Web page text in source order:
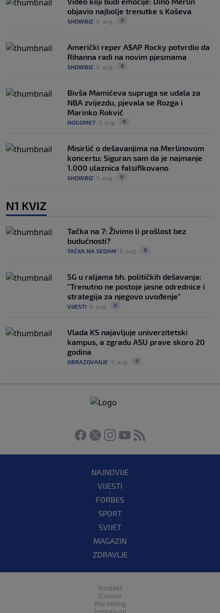
objavio najbolje trenutke s Koševa
SHOWBIZ 6. aug. 0
Američki reper A$AP Rocky potvrdio da
Rihanna radi na novim pjesmama
SHOWBIZ 6. aug. 0
Bivša Mamićeva supruga se udala za
NBA zvijezdu, pjevala se Rozga i
Marinko Rokvić
NOGOMET 5. aug. 0
Misirlić o dešavanjima na Merlinovom
koncertu: Siguran sam da je najmanje
1.000 ulaznica falsifikovano
SHOWBIZ 5. aug. 0
N1 KVIZ
Tačka na 7: Živimo li prošlost bez
budućnosti?
TAČKA NA SEDAM 9. aug. 0
5G u raljama bh. političkih dešavanja:
"Trenutno ne postoje jasne odrednice i
strategija za njegovo uvođenje"
VIJESTI 9. aug. 0
Vlada KS najavljuje univerzitetski
kampus, a zgradu ASU prave skoro 20
godina
OBRAZOVANJE 9. aug. 0
NAJNOVIJE
VIJESTI
FORBES
SPORT
SVIJET
MAGAZIN
ZDRAVLJE
Kontakt
O nama
Marketing
Impresum